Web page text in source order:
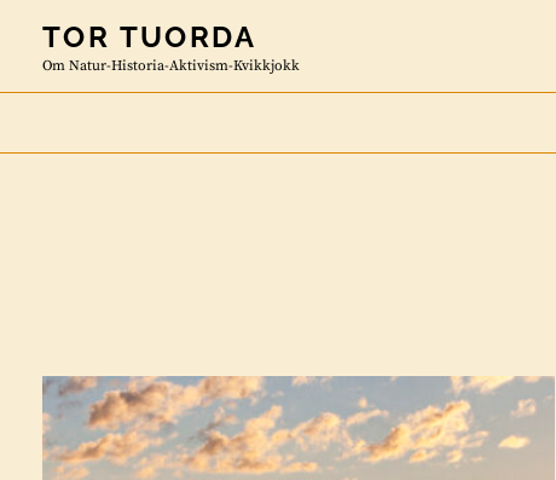
content
TOR TUORDA
Om Natur-Historia-Aktivism-Kvikkjokk